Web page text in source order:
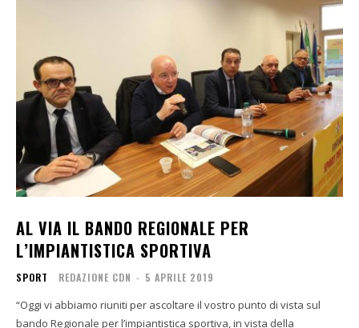
AL VIA IL BANDO REGIONALE PER
L’IMPIANTISTICA SPORTIVA
SPORT REDAZIONE CDN - 5 APRILE 2019
“Oggi vi abbiamo riuniti per ascoltare il vostro punto di vista sul
bando Regionale per l’impiantistica sportiva, in vista della